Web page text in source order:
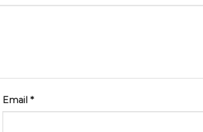
Email *